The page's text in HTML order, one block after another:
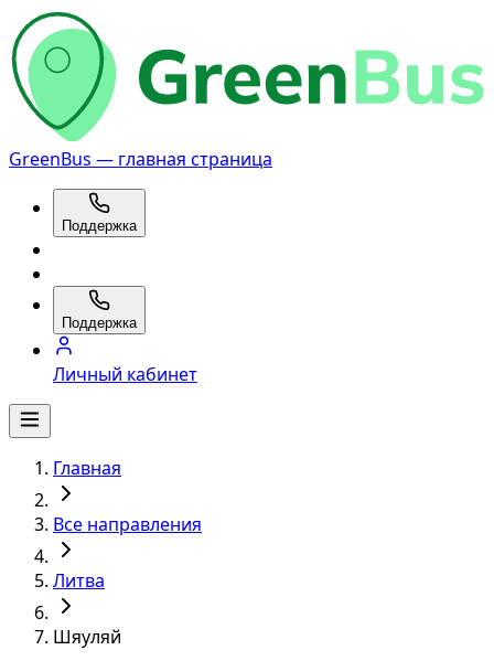
GreenBus — главная страница
Поддержка
Поддержка
Личный кабинет
Главная
Все направления
Литва
Шяуляй